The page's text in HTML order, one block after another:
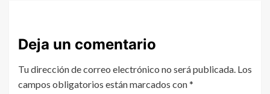
Deja un comentario
Tu dirección de correo electrónico no será publicada. Los
campos obligatorios están marcados con*